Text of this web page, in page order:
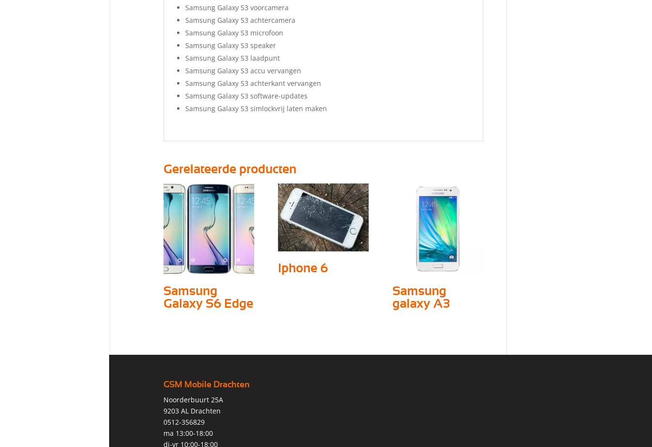
Samsung Galaxy S3 voorcamera
Samsung Galaxy S3 achtercamera
Samsung Galaxy S3 microfoon
Samsung Galaxy S3 speaker
Samsung Galaxy S3 laadpunt
Samsung Galaxy S3 accu vervangen
Samsung Galaxy S3 achterkant vervangen
Samsung Galaxy S3 software-updates
Samsung Galaxy S3 simlockvrij laten maken
Gerelateerde producten
Samsung
Galaxy S6 Edge
Iphone 6
Samsung
galaxy A3
GSM Mobile Drachten
Noorderbuurt 25A
9203 AL Drachten
0512-356829
ma 13:00-18:00
di-vr 10:00-18:00